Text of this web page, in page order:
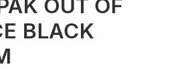
OUT OF
BLACK